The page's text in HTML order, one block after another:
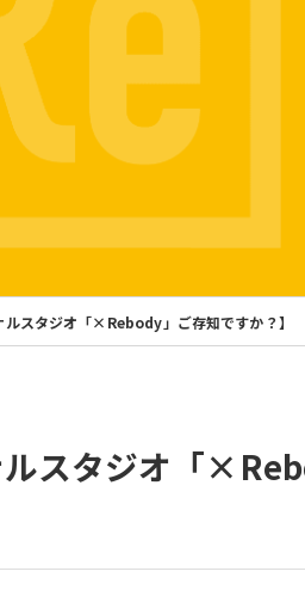
ルスタジオ「×Rebody」ご存知ですか？】
ルスタジオ「